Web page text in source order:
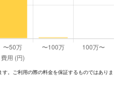
。ご利⽤の際の料⾦を保証するものではありま